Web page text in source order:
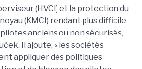
(HVCI) et la protection du
(KMCI) rendant plus difficile
anciens ou non sécurisés,
Il ajoute, « les sociétés
appliquer des politiques